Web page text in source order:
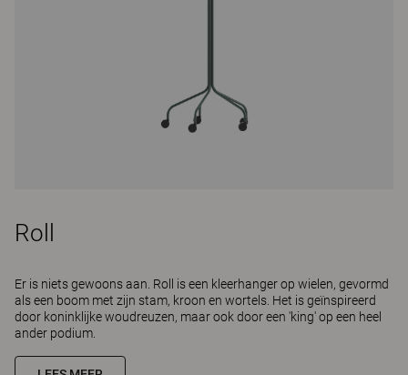
Roll
Er is niets gewoons aan. Roll is een kleerhanger op wielen, gevormd
als een boom met zijn stam, kroon en wortels. Het is geïnspireerd
door koninklijke woudreuzen, maar ook door een 'king' op een heel
ander podium.